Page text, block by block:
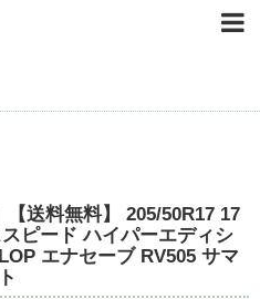
送料無料】 205/50R17 17
ピード ハイパーエディシ
エナセーブ RV505 サマ